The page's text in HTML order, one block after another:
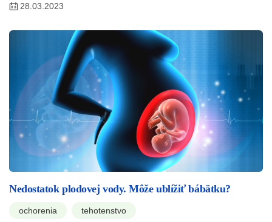
28.03.2023
Nedostatok plodovej vody. Môže ublížiť bábätku?
ochorenia tehotenstvo